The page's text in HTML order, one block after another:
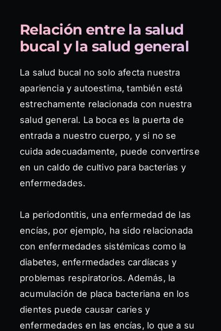
Relación entre la salud
bucal y la salud general
La salud bucal no solo afecta nuestra
apariencia y autoestima, también está
estrechamente relacionada con nuestra
salud general. La boca es la puerta de
entrada a nuestro cuerpo, y si no se
cuida adecuadamente, puede convertirse
en un caldo de cultivo para bacterias y
enfermedades.
La periodontitis, una enfermedad de las
encías, por ejemplo, ha sido relacionada
con enfermedades sistémicas como la
diabetes, enfermedades cardíacas y
problemas respiratorios. Además, la
acumulación de placa bacteriana en los
dientes puede causar caries y
enfermedades en las encías, lo que a su